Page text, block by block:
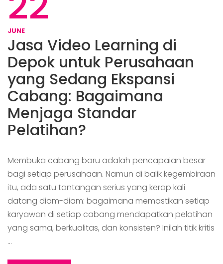
JUNE
Jasa Video Learning di
Depok untuk Perusahaan
yang Sedang Ekspansi
Cabang: Bagaimana
Menjaga Standar
Pelatihan?
Membuka cabang baru adalah pencapaian besar
bagi setiap perusahaan. Namun di balik kegembiraan
itu, ada satu tantangan serius yang kerap kali
datang diam-diam: bagaimana memastikan setiap
karyawan di setiap cabang mendapatkan pelatihan
yang sama, berkualitas, dan konsisten? Inilah titik kritis
…